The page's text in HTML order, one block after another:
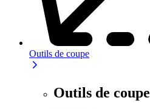
Outils de coupe
Outils de coupe